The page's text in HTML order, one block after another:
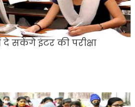
सकेंगे इंटर की परीक्षा